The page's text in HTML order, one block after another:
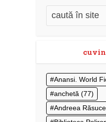
Anansi. World
anchetă (77)
Andreea